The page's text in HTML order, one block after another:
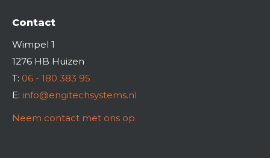
Contact
Wimpel 1
1276 HB Huizen
T: 06 - 180 383 95
E: info@engitechsystems.nl
Neem contact met ons op